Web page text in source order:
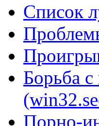
Список
Борьба
Порно-